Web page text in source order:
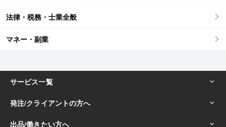
法律・税務・士業全般
マネー・副業